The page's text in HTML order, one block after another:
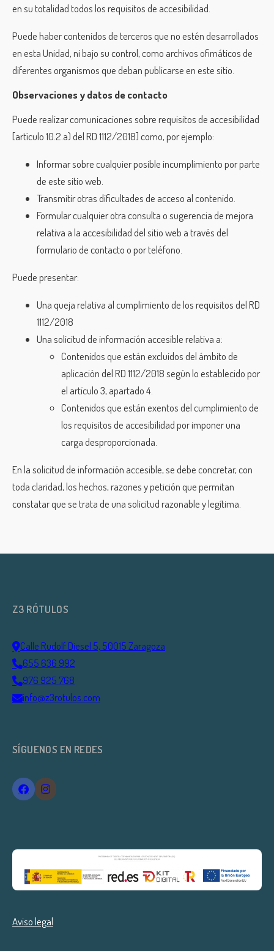
en su totalidad todos los requisitos de accesibilidad.
Puede haber contenidos de terceros que no estén desarrollados
en esta Unidad, ni bajo su control, como archivos ofimáticos de
diferentes organismos que deban publicarse en este sitio.
Observaciones y datos de contacto
Puede realizar comunicaciones sobre requisitos de accesibilidad
[artículo 10.2.a) del RD 1112/2018] como, por ejemplo:
Informar sobre cualquier posible incumplimiento por parte
de este sitio web.
Transmitir otras dificultades de acceso al contenido.
Formular cualquier otra consulta o sugerencia de mejora
relativa a la accesibilidad del sitio web a través del
formulario de contacto o por teléfono.
Puede presentar:
Una queja relativa al cumplimiento de los requisitos del RD
1112/2018
Una solicitud de información accesible relativa a:
Contenidos que están excluidos del ámbito de
aplicación del RD 1112/2018 según lo establecido por
el artículo 3, apartado 4.
Contenidos que están exentos del cumplimiento de
los requisitos de accesibilidad por imponer una
carga desproporcionada.
En la solicitud de información accesible, se debe concretar, con
toda claridad, los hechos, razones y petición que permitan
constatar que se trata de una solicitud razonable y legítima.
Z3 RÓTULOS
Calle Rudolf Diesel 5, 50015 Zaragoza
655 636 992
976 925 768
info@z3rotulos.com
SÍGUENOS EN REDES
Aviso legal